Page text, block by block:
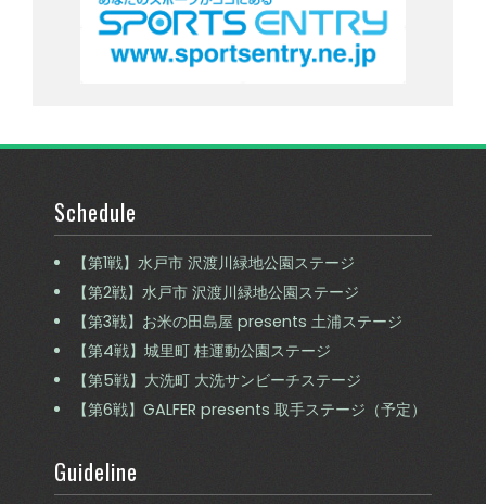
Schedule
【第1戦】水戸市 沢渡川緑地公園ステージ
【第2戦】水戸市 沢渡川緑地公園ステージ
【第3戦】お米の田島屋 presents 土浦ステージ
【第4戦】城里町 桂運動公園ステージ
【第5戦】大洗町 大洗サンビーチステージ
【第6戦】GALFER presents 取手ステージ（予定）
Guideline